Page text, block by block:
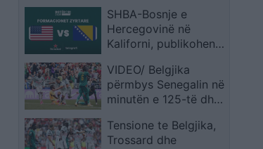
SHBA-Bosnje e
Hercegovinë në
Kaliforni, publikohen
VIDEO/ Belgjika
përmbys Senegalin në
minutën e 125-të dhe
1/8 e finales
Tensione te Belgjika,
Trossard dhe